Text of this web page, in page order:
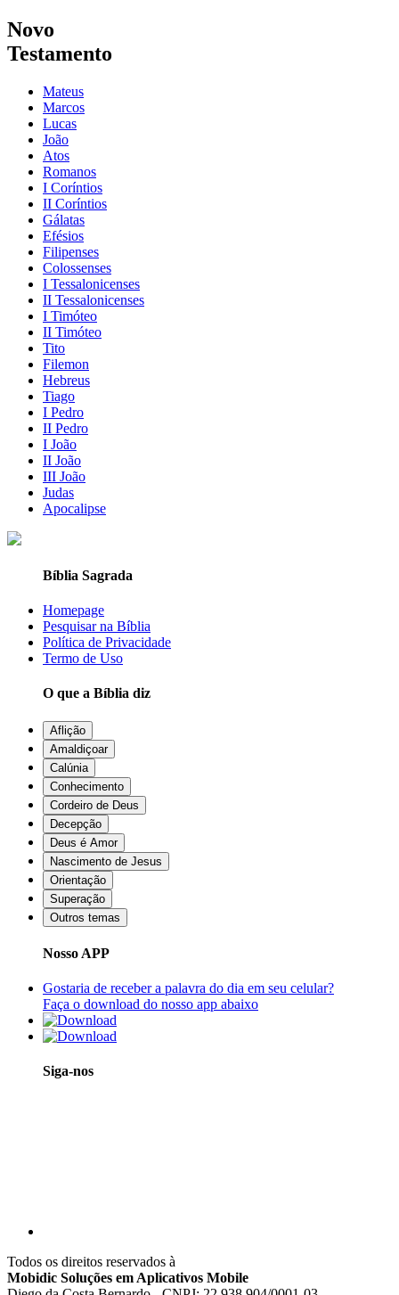
Novo
Testamento
Mateus
Marcos
Lucas
João
Atos
Romanos
I Coríntios
II Coríntios
Gálatas
Efésios
Filipenses
Colossenses
I Tessalonicenses
II Tessalonicenses
I Timóteo
II Timóteo
Tito
Filemon
Hebreus
Tiago
I Pedro
II Pedro
I João
II João
III João
Judas
Apocalipse
Bíblia Sagrada
Homepage
Pesquisar na Bíblia
Política de Privacidade
Termo de Uso
O que a Bíblia diz
Aflição
Amaldiçoar
Calúnia
Conhecimento
Cordeiro de Deus
Decepção
Deus é Amor
Nascimento de Jesus
Orientação
Superação
Outros temas
Nosso APP
Gostaria de receber a palavra do dia em seu celular?
Faça o download do nosso app abaixo
Siga-nos
Todos os direitos reservados à
Mobidic Soluções em Aplicativos Mobile